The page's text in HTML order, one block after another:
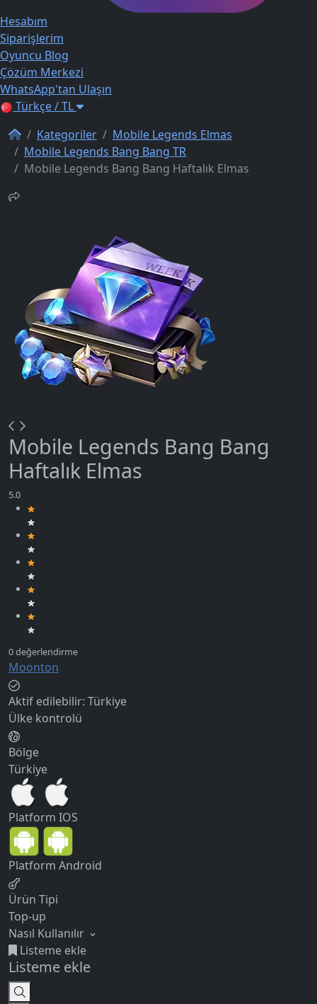
Hesabım
Siparişlerim
Oyuncu Blog
Çözüm Merkezi
WhatsApp'tan Ulaşın
Türkçe / TL
Kategoriler
Mobile Legends Elmas
Mobile Legends Bang Bang TR
Mobile Legends Bang Bang Haftalık Elmas
Mobile Legends Bang Bang
Haftalık Elmas
Moonton
Aktif edilebilir: Türkiye
Ülke kontrolü
Bölge
Türkiye
Platform IOS
Platform Android
Ürün Tipi
Top-up
Nasıl Kullanılır
Listeme ekle
Listeme ekle